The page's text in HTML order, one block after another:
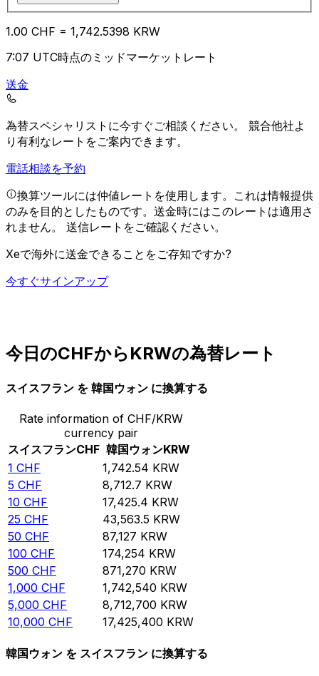
1.00 CHF = 1,742.5398 KRW
7:07 UTC時点のミッドマーケットレート
送金
為替スペシャリストに今すぐご相談ください。 競合他社よ
り有利なレートをご案内できます。
電話相談を予約
換算ツールには仲値レートを使用します。これは情報提供
のみを目的としたものです。送金時にはこのレートは適用さ
れません。 送信レートをご確認ください。
Xeで海外に送金できることをご存知ですか?
今すぐサインアップ
今日のCHFからKRWの為替レート
スイスフラン を 韓国ウォン に換算する
Rate information of CHF/KRW
currency pair
スイスフランCHF 韓国ウォンKRW
1 CHF 1,742.54 KRW
5 CHF 8,712.7 KRW
10 CHF 17,425.4 KRW
25 CHF 43,563.5 KRW
50 CHF 87,127 KRW
100 CHF 174,254 KRW
500 CHF 871,270 KRW
1,000 CHF 1,742,540 KRW
5,000 CHF 8,712,700 KRW
10,000 CHF 17,425,400 KRW
韓国ウォン を スイスフラン に換算する